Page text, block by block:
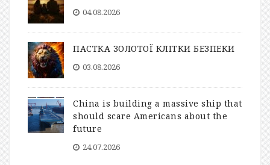
04.08.2026
ПАСТКА ЗОЛОТОЇ КЛІТКИ БЕЗПЕКИ
03.08.2026
China is building a massive ship that
should scare Americans about the
future
24.07.2026